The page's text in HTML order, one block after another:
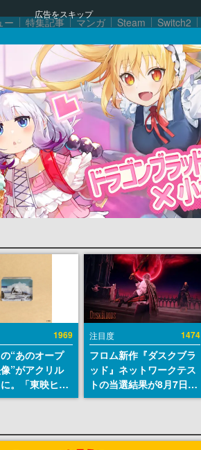
広告をスキップ
ー 特集記事 マンガ Steam Switch2
1969
の“あのオープ
”がアクリル
。「東映ヒス
グッズコレクシ
注目度 1474
フロム新作『ダスクブラ
ッド』ネットワークテス
トの当選結果が8月7日22
時に発表。応募サイトの
日～24日